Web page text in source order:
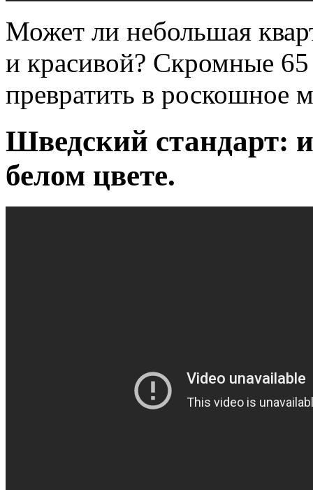
Может ли небольшая
и красивой? Скромные
превратить в роскошное
Шведский стандарт:
белом цвете.